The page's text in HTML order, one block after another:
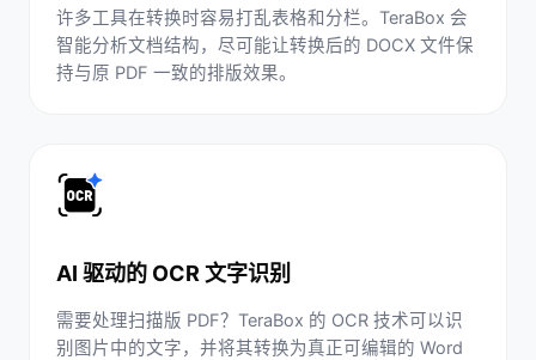
许多工具在转换时容易打乱表格和分栏。TeraBox 会
智能分析文档结构，尽可能让转换后的 DOCX 文件保
持与原 PDF 一致的排版效果。
AI 驱动的 OCR 文字识别
需要处理扫描版 PDF？TeraBox 的 OCR 技术可以识
别图片中的文字，并将其转换为真正可编辑的 Word